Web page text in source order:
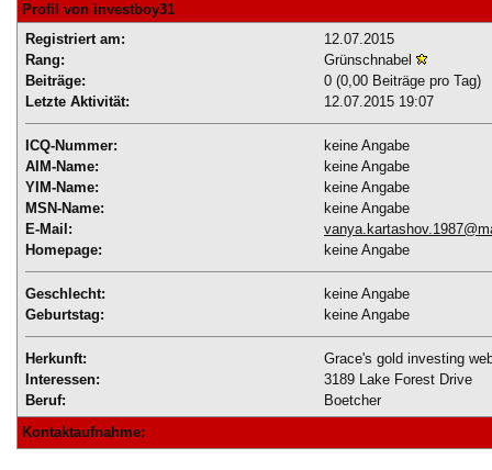
Profil von investboy31
Registriert am:
12.07.2015
Rang:
Grünschnabel
Beiträge:
0 (0,00 Beiträge pro Tag)
Letzte Aktivität:
12.07.2015 19:07
ICQ-Nummer:
keine Angabe
AIM-Name:
keine Angabe
YIM-Name:
keine Angabe
MSN-Name:
keine Angabe
E-Mail:
Homepage:
keine Angabe
Geschlecht:
keine Angabe
Geburtstag:
keine Angabe
Herkunft:
Grace's gold investing
Interessen:
3189 Lake Forest Drive
Beruf:
Boetcher
Kontaktaufnahme: